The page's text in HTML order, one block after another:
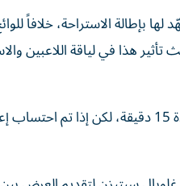
هذا في لياقة اللاعبين
ويمتد استعراض الفنانين بين شوطي السوبر